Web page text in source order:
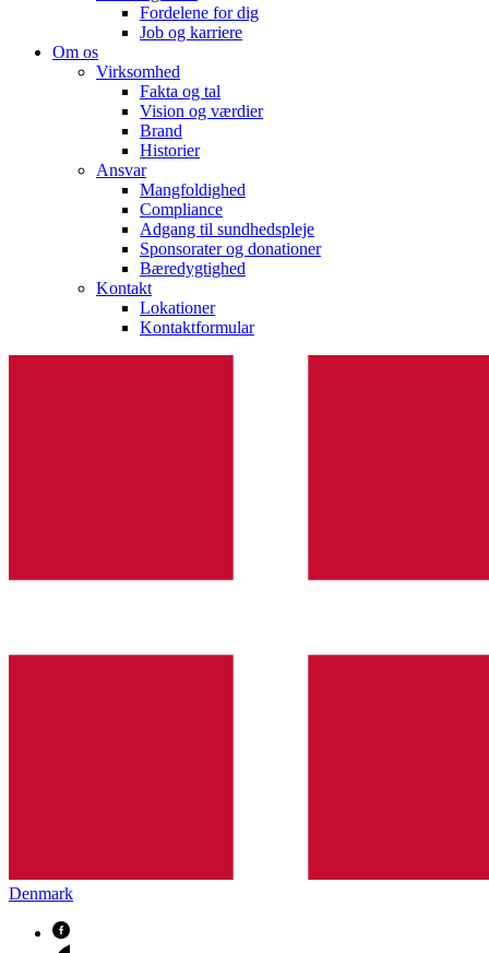
Fordelene for dig
Job og karriere
Om os
Virksomhed
Fakta og tal
Vision og værdier
Brand
Historier
Ansvar
Mangfoldighed
Compliance
Adgang til sundhedspleje
Sponsorater og donationer
Bæredygtighed
Kontakt
Lokationer
Kontaktformular
Denmark